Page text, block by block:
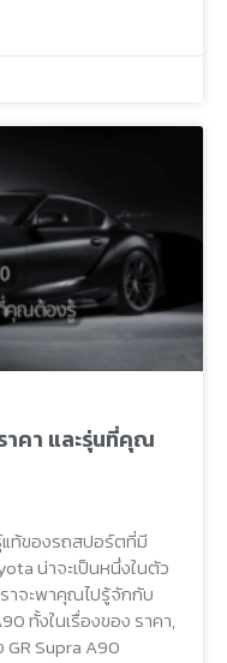
าคา และรุ่นที่คุณ
ท้ของรถสปอร์ตที่มี
น่าจะเป็นหนึ่งในตัว
าจะพาคุณไปรู้จักกับ
ทั้งในเรื่องของ ราคา,
GR Supra A90